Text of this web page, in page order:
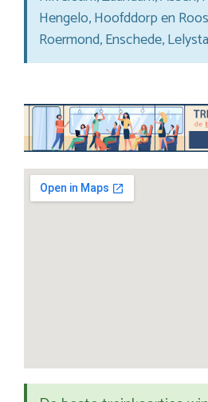
Hengelo, Hoofddorp en
Roermond, Enschede,